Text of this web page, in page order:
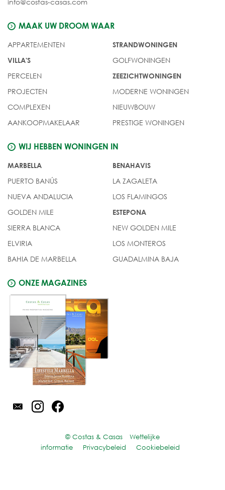
MAAK UW DROOM WAAR
APPARTEMENTEN
VILLA'S
PERCELEN
PROJECTEN
COMPLEXEN
AANKOOPMAKELAAR
STRANDWONINGEN
GOLFWONINGEN
ZEEZICHTWONINGEN
MODERNE WONINGEN
NIEUWBOUW
PRESTIGE WONINGEN
WIJ HEBBEN WONINGEN IN
MARBELLA
PUERTO BANÚS
NUEVA ANDALUCIA
GOLDEN MILE
SIERRA BLANCA
ELVIRIA
BAHIA DE MARBELLA
BENAHAVIS
LA ZAGALETA
LOS FLAMINGOS
ESTEPONA
NEW GOLDEN MILE
LOS MONTEROS
GUADALMINA BAJA
ONZE MAGAZINES
© Costas & Casas
Wettelijke
informatie
Privacybeleid Cookiebeleid